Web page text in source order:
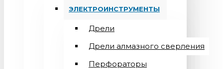
ЭЛЕКТРОИНСТРУМЕНТЫ
Дрели
Дрели алмазного сверления
Перфораторы